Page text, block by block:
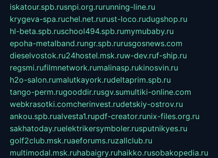
iskatour.spb.rusnpi.org.rurunning-line.ru
krygeva-spa.ruchel.net.rurust-loco.rudugshop.ru
hl-beta.spb.ruschool494.spb.rumymubaby.ru
epoha-metalband.rungr.spb.rurusgosnews.com
dieselvostok.ru24hostel.msk.ruw-dev.ruf-ship.ru
regsmi.rufilmnetwork.rumalinasp.rukinosvin.ru
h2o-salon.rumalutkayork.rudeltaprim.spb.ru
tango-perm.rugooddir.rusgv.sumultiki-online.com
webkrasotki.comcherinvest.rudetskiy-ostrov.ru
ankou.spb.rualvesta1.rupdf-creator.runix-files.org.ru
sakhatoday.ruelektrikersymboler.rusputnikyes.ru
golf2club.msk.ruaeforums.ruzallclub.ru
multimodal.msk.ruhabaigry.ruhaikko.rusobakopedia.ru